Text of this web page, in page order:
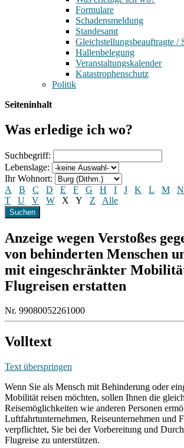
Formulare
Schadensmeldung
Standesamt
Gleichstellungsbeauftragte /
Hallenbelegung
Veranstaltungskalender
Katastrophenschutz
Politik
Seiteninhalt
Was erledige ich wo?
Suchbegriff:
Lebenslage:
Ihr Wohnort:
A
B C D E F G H I J K L M N
T
U V W X Y Z Alle
Anzeige wegen Verstoßes
von behinderten Menschen
mit eingeschränkter
Flugreisen erstatten
Nr. 99080052261000
Volltext
Text überspringen
Wenn Sie als Mensch mit Behinderung oder
Mobilität reisen möchten, sollen Ihnen die
Reisemöglichkeiten wie anderen Personen
Luftfahrtunternehmen, Reiseunternehmen und
verpflichtet, Sie bei der Vorbereitung und
Flugreise zu unterstützen.